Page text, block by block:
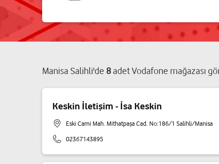
Manisa Salihli'de 8adetVodafone mağazası
Keskin İletişim - İsa Keskin
Eski Cami Mah. Mithatpaşa Cad. No:186/1 Salihli/Manisa
02367143895